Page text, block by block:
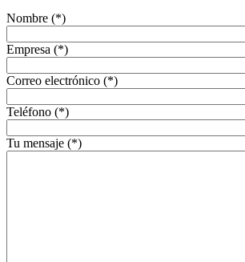
Nombre (*)
Empresa (*)
Correo electrónico (*)
Teléfono (*)
Tu mensaje (*)